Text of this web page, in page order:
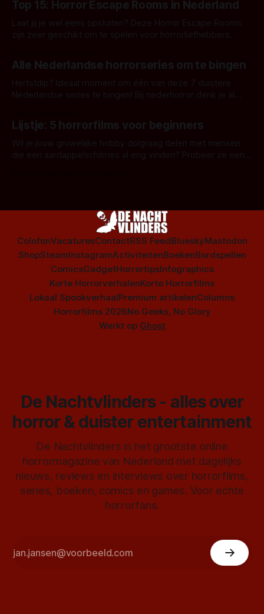
Top 15: Horror Escape Rooms in Nederland
Laat jij je wel eens opsluiten? Deze Horror Escape Rooms
zijn zeer geschikt om te spelen voor horrorliefhebbers.
Alle Nederlandse horrorseries om te bingen
Herfstdip? Ideaal moment om één van deze 7 duistere
Nederlandse series te bingen! Bij nederhorror denk je al
Amsterdamned of The Johnsons. Maar Nederlandse horror
is niet beperkt tot films. Hier een aantal Nederlandse tv-
series uit het duistere of horrorgenre. Als
Lijstje: 5 horrorfilms voor beginners
Wil je jouw gruwelijke hobby dolgraag delen met mensen
die een aardappelschilmes al eng vinden? Probeer ze eens
ColofonVacaturesContactRSS FeedBlueskyMastodon
ShopSteamInstagramActiviteitenBoekenBordspellen
ComicsGadgetHorrortipsInfographics
Korte HorrorverhalenKorte Horrorfilms
Lokaal SpookverhaalPremium artikelenColumns
Horrorfilms 2026No Geeks, No Glory
Werkt op Ghost
De Nachtvlinders - alles over
horror & duister entertainment
De Nachtvlinders is het grootste online
horrormagazine van Nederland met dagelijks
nieuws, reviews en interviews over horrorfilms,
series, boeken, comics en games. Voor echte
horrorfans.